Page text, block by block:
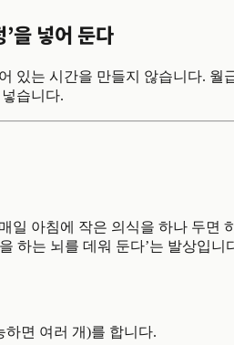
을 넣어 둔다
있는 시간을 만들지 않습니다. 월
습니다.
일 아침에 작은 의식을 하나 두면
하는 뇌를 데워 둔다’는 발상입니
하면 여러 개)를 합니다.